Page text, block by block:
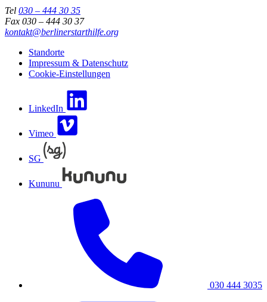
Tel 030 – 444 30 35
Fax 030 – 444 30 37
kontakt@berlinerstarthilfe.org
Standorte
Impressum & Datenschutz
Cookie-Einstellungen
LinkedIn
Vimeo
SG
Kununu
030 444 3035